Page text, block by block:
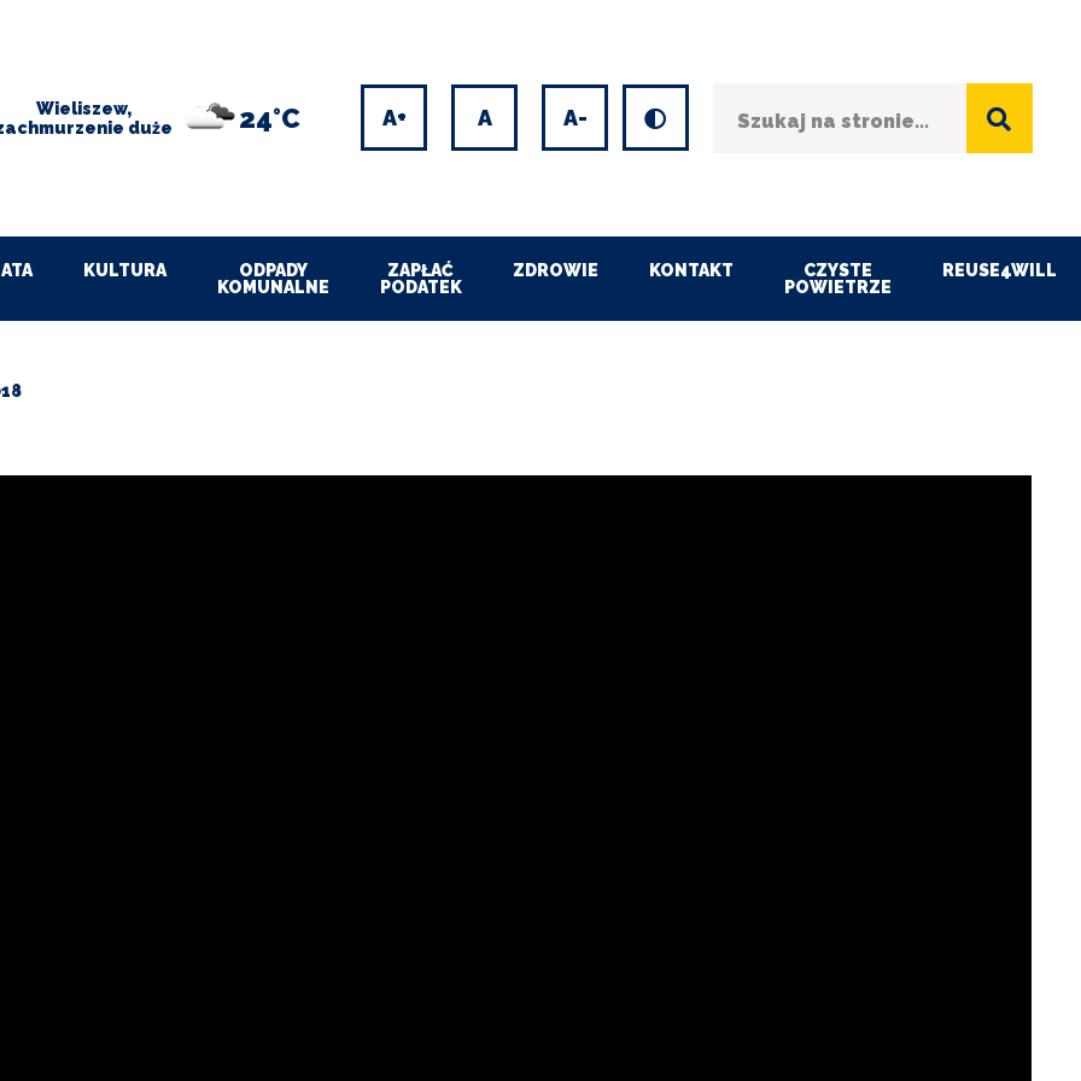
Wieliszew,
duże
24°C
Increase
font
Reset
font
Decrease
font
KULTURA
ODPADY
KOMUNALNE
ZAPŁAĆ
PODATEK
ZDROWIE KONTAKT
CZYSTE
POWIETRZE
REUSE4WILL